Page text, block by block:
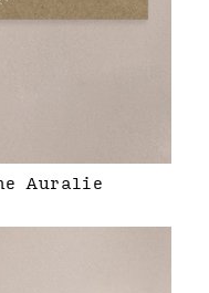
Auralie